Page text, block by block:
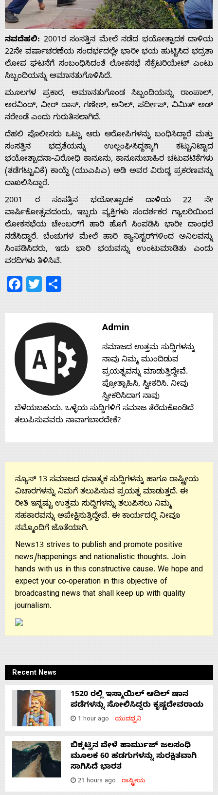
Home
About
Us
Advertise
Contact
ನವದೆಹಲಿ: 2001ರ ಸಂಸತ್ತಿನ ಮೇಲೆ ನಡೆದ ಭಯೋತ್ಪಾದಕ ದಾಳಿಯ
22ನೇ ವರ್ಷಾಚರಣೆಯ ಸಂದರ್ಭದಲ್ಲೇ ಭಾರೀ ಭಯ ಹುಟ್ಟಿಸಿದ ಭದ್ರತಾ
ಲೋಪ ಘಟನೆಗೆ ಸಂಬಂಧಿಸಿದಂತೆ ಲೋಕಸಭೆ ಸೆಕ್ರೆಟರಿಯೇಟ್ ಎಂಟು
ಸಿಬ್ಬಂದಿಯನ್ನು ಅಮಾನತುಗೊಳಿಸಿದೆ.
ಮೂಲಗಳ ಪ್ರಕಾರ, ಅಮಾನತುಗೊಂಡ ಸಿಬ್ಬಂದಿಯನ್ನು ರಾಂಪಾಲ್,
ಅರವಿಂದ್, ವೀರ್ ದಾಸ್, ಗಣೇಶ್, ಅನಿಲ್, ಪರ್ದೀಪ್, ವಿಮಿತ್ ಅಡ್
ನರೇಂಡೆ ಎಂದು ಗುರುತಿಸಲಾಗಿದೆ.
ದೆಹಲಿ ಪೊಲೀಸರು ಒಟ್ಟು ಆರು ಆರೋಪಿಗಳನ್ನು ಬಂಧಿಸಿದ್ದಾರೆ ಮತ್ತು
ಸಂಸತ್ತಿನ ಭದ್ರತೆಯನ್ನು ಉಲ್ಲಂಘಿಸಿದ್ದಕ್ಕಾಗಿ ಕಟ್ಟುನಿಟ್ಟಾದ
ಭಯೋತ್ಪಾದನಾ-ವಿರೋಧಿ ಕಾನೂನು, ಕಾನೂನುಬಾಹಿರ ಚಟುವಟಿಕೆಗಳು
(ತಡೆಗಟ್ಟುವಿಕೆ) ಕಾಯ್ದೆ (ಯುಎಪಿಎ) ಅಡಿ ಅವರ ವಿರುದ್ಧ ಪ್ರಕರಣವನ್ನು
ದಾಖಲಿಸಿದ್ದಾರೆ.
2001 ರ ಸಂಸತ್ತಿನ ಭಯೋತ್ಪಾದಕ ದಾಳಿಯ 22 ನೇ
ವಾರ್ಷಿಕೋತ್ಸವದಂದು, ಇಬ್ಬರು ವ್ಯಕ್ತಿಗಳು ಸಂದರ್ಶಕರ ಗ್ಯಾಲರಿಯಿಂದ
ಲೋಕಸಭೆಯ ಚೇಂಬರ್‌ಗೆ ಹಾರಿ ಹೊಗೆ ಸಿಂಪಡಿಸಿ ಭಾರೀ ದಾಂಧಲೆ
ನಡೆಸಿದ್ದಾರೆ. ಬೆಂಚುಗಳ ಮೇಲೆ ಹಾರಿ ಕ್ಯಾನಿಸ್ಟರ್‌ಗಳಿಂದ ಅನಿಲವನ್ನು
ಸಿಂಪಡಿಸಿದರು, ಇದು ಭಾರಿ ಭಯವನ್ನು ಉಂಟುಮಾಡಿತು ಎಂದು
ವರದಿಗಳು ತಿಳಿಸಿವೆ.
Facebook
Twitter
Admin
ಸಮಾಜದ ಉತ್ತಮ ಸುದ್ದಿಗಳನ್ನು
ನಾವು ನಿಮ್ಮ ಮುಂದಿಡುವ
ಪ್ರಯತ್ನವನ್ನು ಮಾಡುತ್ತಿದ್ದೇವೆ.
ಪ್ರೋತ್ಸಾಹಿಸಿ, ಸ್ವೀಕರಿಸಿ. ನೀವು
ಸ್ವೀಕರಿಸಿದಾಗ ನಾವು
ಬೆಳೆಯಬಹುದು. ಒಳ್ಳೆಯ ಸುದ್ದಿಗಳಿಗೆ ಸಮಾಜ ತೆರೆದುಕೊಂಡಿದೆ
ತಲುಪಿಸುವವರು ನಾವಾಗಬಾರದೇಕೆ?
ನ್ಯೂಸ್ 13 ಸಮಾಜದ ಧನಾತ್ಮಕ ಸುದ್ದಿಗಳನ್ನು ಹಾಗೂ ರಾಷ್ಟ್ರೀಯ
ವಿಚಾರಗಳನ್ನು ನಿಮಗೆ ತಲುಪಿಸುವ ಪ್ರಯತ್ನ ಮಾಡುತ್ತದೆ. ಈ
ರೀತಿ ಇನ್ನಷ್ಟು ಉತ್ತಮ ಸುದ್ದಿಗಳನ್ನು ತಲುಪಿಸಲು ನಿಮ್ಮ
ಸಹಕಾರವನ್ನು ಅಪೇಕ್ಷಿಸುತ್ತಿದ್ದೇವೆ. ಈ ಕಾರ್ಯದಲ್ಲಿ ನೀವೂ
ನಮ್ಮೊಂದಿಗೆ ಜೊತೆಯಾಗಿ.
News13 strives to publish and promote positive
news/happenings and nationalistic thoughts. Join
hands with us in this constructive cause. We hope and
expect your co-operation in this objective of
broadcasting news that shall keep up with quality
journalism.
Recent News
1520 ರಲ್ಲಿ ಇಸ್ಮಾಯಿಲ್ ಆದಿಲ್ ಷಾನ
ಪಡೆಗಳನ್ನು ಸೋಲಿಸಿದ್ದರು ಕೃಷ್ಣದೇವರಾಯ
1 hour ago ಯುವಧ್ವನಿ
ಬಿಕ್ಕಟ್ಟಿನ ವೇಳೆ ಹಾರ್ಮುಜ್ ಜಲಸಂಧಿ
ಮೂಲಕ 60 ಹಡಗುಗಳನ್ನು ಸುರಕ್ಷಿತವಾಗಿ
ಸಾಗಿಸಿದೆ ಭಾರತ
21 hours ago ರಾಷ್ಟ್ರೀಯ